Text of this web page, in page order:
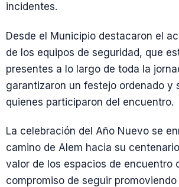
incidentes.
Desde el Municipio destacaron el
de los equipos de seguridad, que
presentes a lo largo de toda la
garantizaron un festejo ordenado y
quienes participaron del encuentro.
La celebración del Año Nuevo se
camino de Alem hacia su
valor de los espacios de encuentro
compromiso de seguir